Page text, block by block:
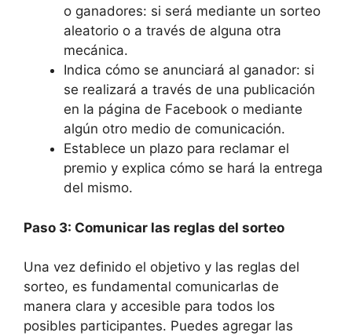
o ganadores: si será mediante un sorteo
aleatorio o a través de alguna otra
mecánica.
Indica cómo se anunciará al ganador: si
se realizará a través de una publicación
en la página de Facebook o mediante
algún otro medio de comunicación.
Establece un plazo para reclamar el
premio y explica cómo se hará la entrega
del mismo.
Paso 3: Comunicar las reglas del sorteo
Una vez definido el objetivo y las reglas del
sorteo, es fundamental comunicarlas de
manera clara y accesible para todos los
posibles participantes. Puedes agregar las